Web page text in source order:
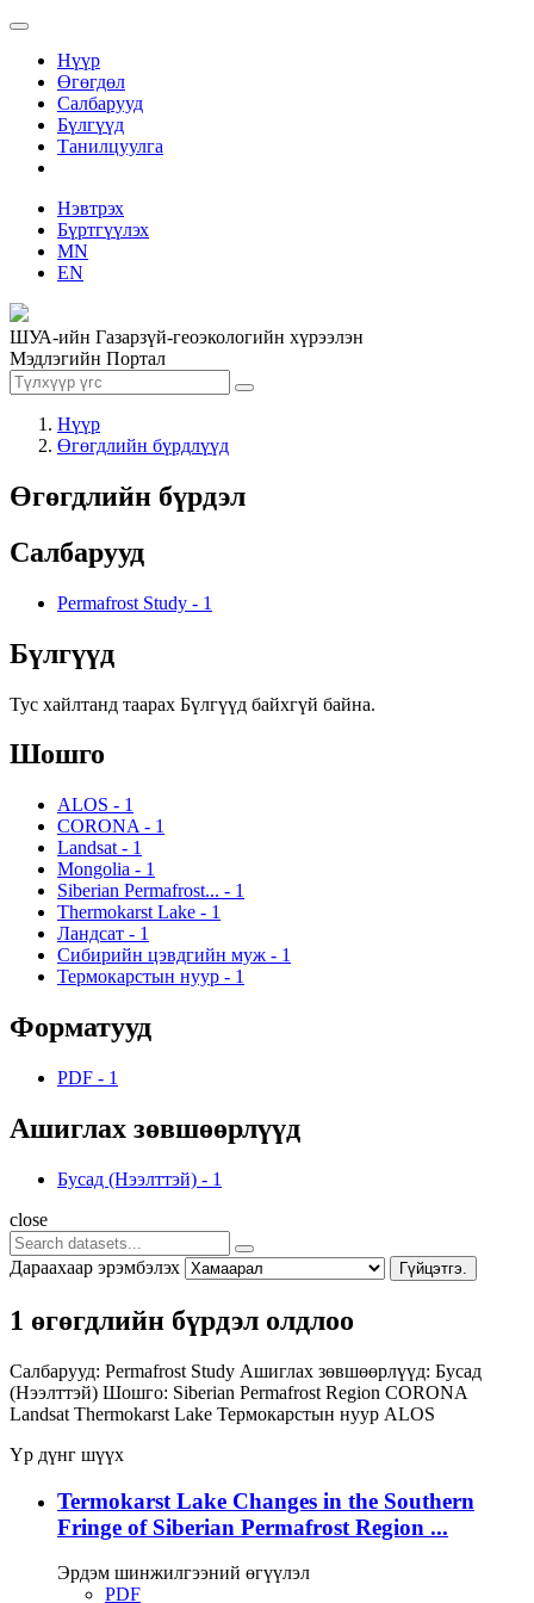
Нүүр
Өгөгдөл
Салбарууд
Бүлгүүд
Танилцуулга
Нэвтрэх
Бүртгүүлэх
MN
EN
ШУА-ийн Газарзүй-геоэкологийн хүрээлэн
Мэдлэгийн Портал
Нүүр
Өгөгдлийн бүрдлүүд
Өгөгдлийн бүрдэл
Салбарууд
Permafrost Study - 1
Бүлгүүд
Тус хайлтанд таарах Бүлгүүд байхгүй байна.
Шошго
ALOS - 1
CORONA - 1
Landsat - 1
Mongolia - 1
Siberian Permafrost... - 1
Thermokarst Lake - 1
Ландсат - 1
Сибирийн цэвдгийн муж - 1
Термокарстын нуур - 1
Форматууд
PDF - 1
Ашиглах зөвшөөрлүүд
Бусад (Нээлттэй) - 1
close
Дараахаар эрэмбэлэх Гүйцэтгэ.
1 өгөгдлийн бүрдэл олдлоо
Салбарууд: Permafrost Study Ашиглах зөвшөөрлүүд: Бусад
(Нээлттэй) Шошго: Siberian Permafrost Region CORONA
Landsat Thermokarst Lake Термокарстын нуур ALOS
Үр дүнг шүүх
Termokarst Lake Changes in the Southern
Fringe of Siberian Permafrost Region ...
Эрдэм шинжилгээний өгүүлэл
PDF